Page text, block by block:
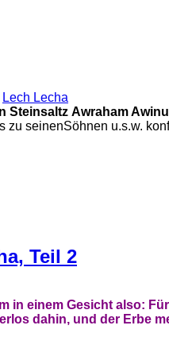
Lech Lecha
Steinsaltz Awraham Awinu
seinenSöhnen u.s.w.
Teil 2
in einem Gesicht also:
dahin, und der Erbe